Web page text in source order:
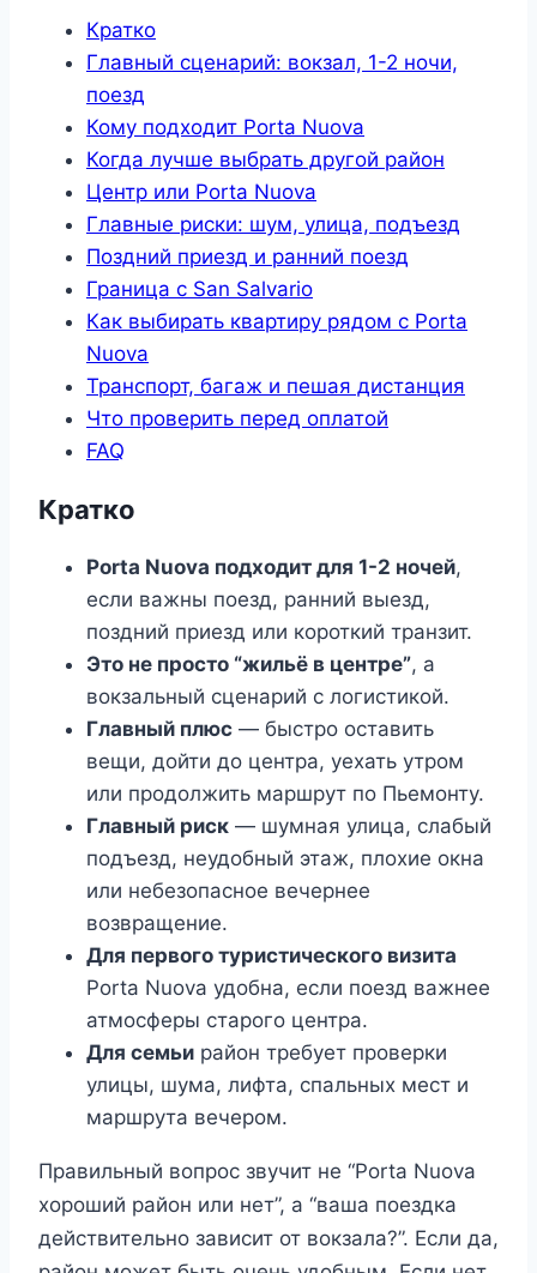
Кратко
Главный сценарий: вокзал, 1-2 ночи,
поезд
Кому подходит Porta Nuova
Когда лучше выбрать другой район
Центр или Porta Nuova
Главные риски: шум, улица, подъезд
Поздний приезд и ранний поезд
Граница с San Salvario
Как выбирать квартиру рядом с Porta
Nuova
Транспорт, багаж и пешая дистанция
Что проверить перед оплатой
FAQ
Кратко
Porta Nuova подходит для 1-2 ночей,
если важны поезд, ранний выезд,
поздний приезд или короткий транзит.
Это не просто “жильё в центре”, а
вокзальный сценарий с логистикой.
Главный плюс — быстро оставить
вещи, дойти до центра, уехать утром
или продолжить маршрут по Пьемонту.
Главный риск — шумная улица, слабый
подъезд, неудобный этаж, плохие окна
или небезопасное вечернее
возвращение.
Для первого туристического визита
Porta Nuova удобна, если поезд важнее
атмосферы старого центра.
Для семьи район требует проверки
улицы, шума, лифта, спальных мест и
маршрута вечером.
Правильный вопрос звучит не “Porta Nuova
хороший район или нет”, а “ваша поездка
действительно зависит от вокзала?”. Если да,